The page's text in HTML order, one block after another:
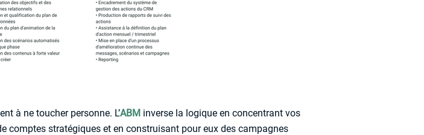
à ne toucher personne. L’ABM inverse la logique en concentrant vos
comptes stratégiques et en construisant pour eux des campagnes